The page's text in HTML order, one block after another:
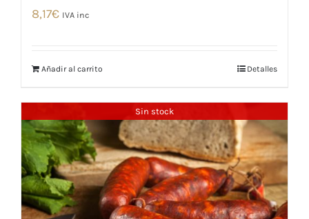
8,17€ IVA inc
Añadir al carrito Detalles
Sin stock